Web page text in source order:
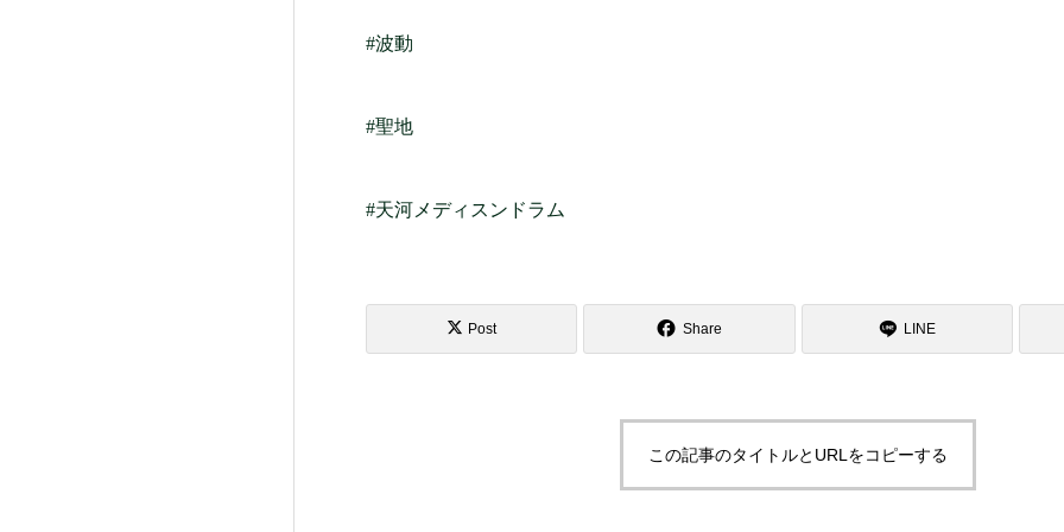
#波動
#聖地
#天河メディスンドラム
Post Share LINE
この記事のタイトルとURLをコピーする